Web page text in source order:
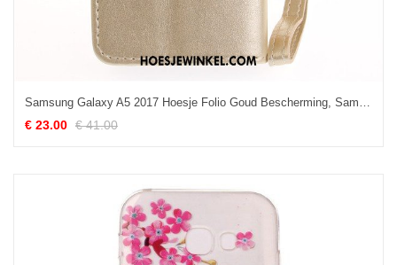
Samsung Galaxy A5 2017 Hoesje Folio Goud Bescherming, Samsung Galaxy A5 2017 Hoesje Hoes Trend
€ 23.00 € 41.00